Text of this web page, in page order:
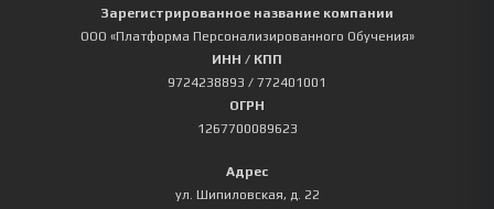
Зарегистрированное название компании
ООО «Платформа Персонализированного Обучения»
ИНН / КПП
9724238893 / 772401001
ОГРН
1267700089623
Адрес
ул. Шипиловская, д. 22